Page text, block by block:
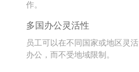
作。
多国办公灵活性
员工可以在不同国家或地区灵活
办公，而不受地域限制。